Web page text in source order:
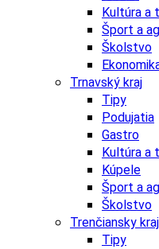
Kultúra a
Šport a
Školstvo
Trnavský kraj
Tipy
Podujatia
Gastro
Kultúra a
Kúpele
Šport a
Školstvo
Trenčiansky kraj
Tipy